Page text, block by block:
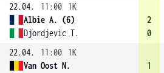
22.04.
11:00
1K
Albie A. (6)
Djordjevic T.
2
0
22.04.
11:00
1K
Van Oost N.
1